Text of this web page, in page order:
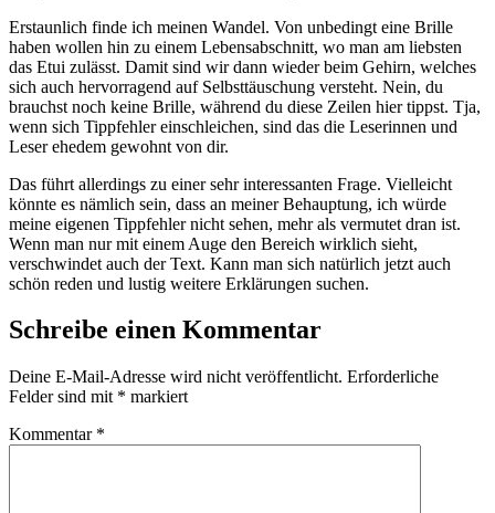
Erstaunlich finde ich meinen Wandel. Von unbedingt eine Brille
haben wollen hin zu einem Lebensabschnitt, wo man am liebsten
das Etui zulässt. Damit sind wir dann wieder beim Gehirn, welches
sich auch hervorragend auf Selbsttäuschung versteht. Nein, du
brauchst noch keine Brille, während du diese Zeilen hier tippst. Tja,
wenn sich Tippfehler einschleichen, sind das die Leserinnen und
Leser ehedem gewohnt von dir.
Das führt allerdings zu einer sehr interessanten Frage. Vielleicht
könnte es nämlich sein, dass an meiner Behauptung, ich würde
meine eigenen Tippfehler nicht sehen, mehr als vermutet dran ist.
Wenn man nur mit einem Auge den Bereich wirklich sieht,
verschwindet auch der Text. Kann man sich natürlich jetzt auch
schön reden und lustig weitere Erklärungen suchen.
Schreibe einen Kommentar
Deine E-Mail-Adresse wird nicht veröffentlicht. Erforderliche
Felder sind mit * markiert
Kommentar *